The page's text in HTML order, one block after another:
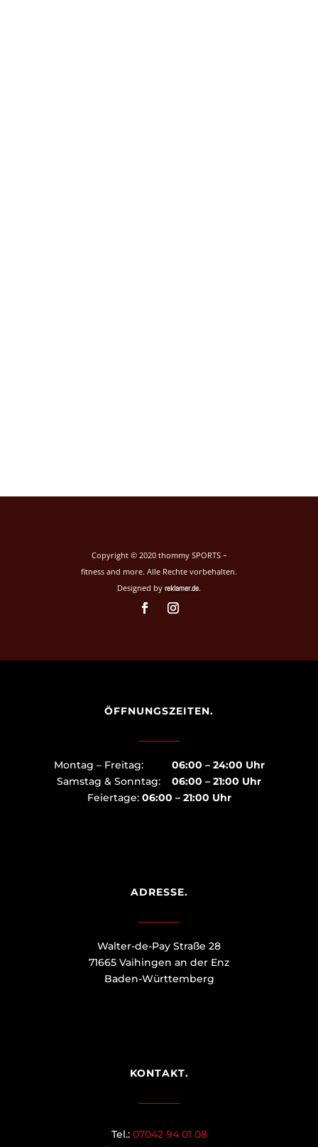
Copyright © 2020 thommy SPORTS –
fitness and more. Alle Rechte vorbehalten.
Designed by reklamer.de.
ÖFFNUNGSZEITEN.
Montag – Freitag: 06:00 – 24:00 Uhr
Samstag & Sonntag: 06:00 – 21:00 Uhr
Feiertage: 06:00 – 21:00 Uhr
ADRESSE.
Walter-de-Pay Straße 28
71665 Vaihingen an der Enz
Baden-Württemberg
KONTAKT.
Tel.: 07042 94 01 08